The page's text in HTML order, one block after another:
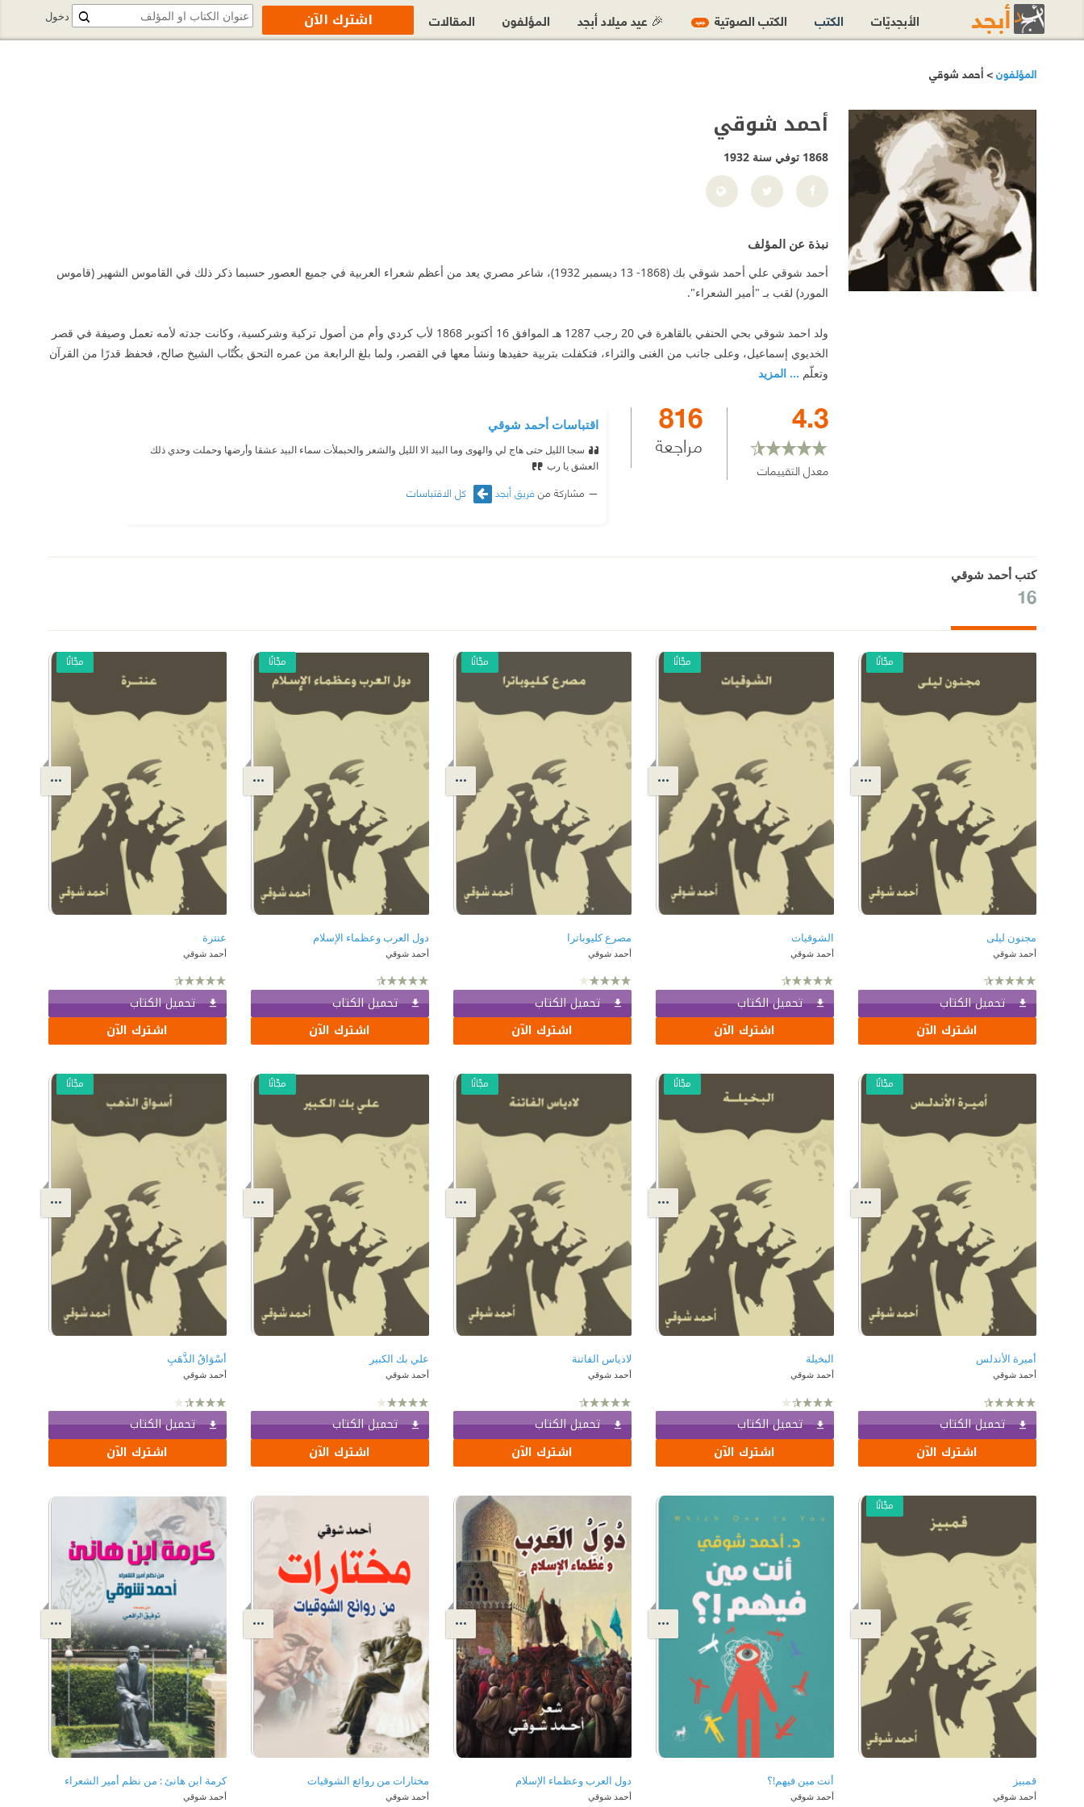
المؤلفون> أحمد شوقي
أحمد شوقي
1868 توفي سنة 1932
نبذة عن المؤلف
أحمد شوقي علي أحمد شوقي بك (1868- 13 ديسمبر 1932)، شاعر مصري يعد من أعظم شعراء العربية في جميع العصور حسبما ذكر ذلك في القاموس الشهير (قاموس
المورد) لقب بـ "أمير الشعراء".
ولد احمد شوقي بحي الحنفي بالقاهرة في 20 رجب 1287 هـ الموافق 16 أكتوبر 1868 لأب کردي وأم من أصول ترکية وشرکسية، وكانت جدته لأمه تعمل وصيفة في قصر
الخديوي إسماعيل، وعلى جانب من الغنى والثراء، فتكفلت بتربية حفيدها ونشأ معها في القصر، ولما بلغ الرابعة من عمره التحق بكُتّاب الشيخ صالح، فحفظ قدرًا من القرآن
وتعلّم ... المزيد
4.3
معدل التقييمات
816
مراجعة
اقتباسات أحمد شوقي
سجا الليل حتى هاج لي والهوى وما البيد الا الليل والشعر والحبملأت سماء البيد عشقا وأرضها وحملت وحدي ذلك
العشق يا رب
مشاركة من فريق أبجد كل الاقتباسات
كتب أحمد شوقي
16
مجنون ليلى
أحمد شوقي
تحميل الكتاب
مجّانًا
اشترك الآن
الشوقيات
أحمد شوقي
تحميل الكتاب
مجّانًا
اشترك الآن
مصرع كليوباترا
أحمد شوقي
تحميل الكتاب
مجّانًا
اشترك الآن
دول العرب وعظماء الإسلام
أحمد شوقي
تحميل الكتاب
مجّانًا
اشترك الآن
عنترة
أحمد شوقي
تحميل الكتاب
مجّانًا
اشترك الآن
أميرة الأندلس
أحمد شوقي
تحميل الكتاب
مجّانًا
اشترك الآن
البخيلة
أحمد شوقي
تحميل الكتاب
مجّانًا
اشترك الآن
لادياس الفاتنة
أحمد شوقي
تحميل الكتاب
مجّانًا
اشترك الآن
علي بك الكبير
أحمد شوقي
تحميل الكتاب
مجّانًا
اشترك الآن
أسْوَاقُ الذَّهَبِ
أحمد شوقي
تحميل الكتاب
مجّانًا
اشترك الآن
قمبيز
أحمد شوقي
مجّانًا
أنت مين فيهم!؟
أحمد شوقي
دول العرب وعظماء الإسلام
أحمد شوقي
مختارات من روائع الشوقيات
أحمد شوقي
كرمة ابن هانئ : من نظم أمير الشعراء
أحمد شوقي
دخول الأبجديّات الكتب الكتب الصوتية جديد 🎉 عيد ميلاد أبجد المؤلفون المقالات اشترك الآن